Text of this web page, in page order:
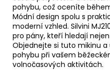
pohybu, což oceníte
Módní design spolu s
moderní vzhled. Silvini
pro pány, kteří hledají
Objednejte si tuto mikinu a
pohybu při vašem
volnočasových aktivitách.